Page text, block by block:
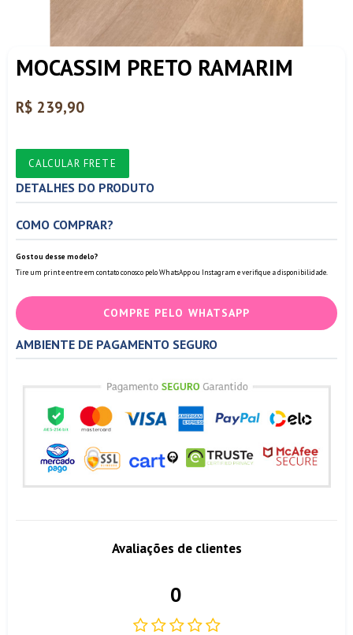
MOCASSIM PRETO RAMARIM
Preço
R$ 239,90
CALCULAR FRETE
DETALHES DO PRODUTO
COMO COMPRAR?
Gostou desse modelo?
Tire um print e entre em contato conosco pelo WhatsApp ou Instagram e verifique a disponibilidade.
COMPRE PELO WHATSAPP
AMBIENTE DE PAGAMENTO SEGURO
Avaliações de clientes
0